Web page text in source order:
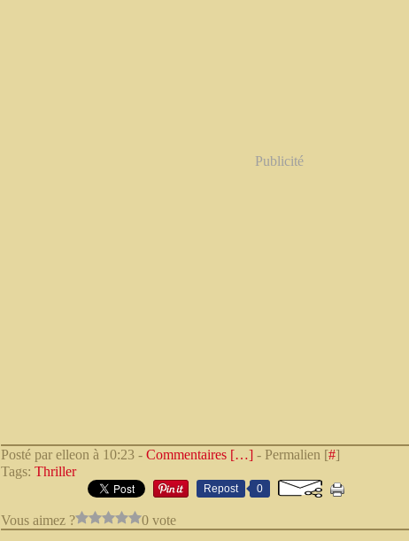
Publicité
Posté par elleon à 10:23 - Commentaires […] - Permalien [#]
Tags: Thriller
Repost 0
Vous aimez ? 0 vote